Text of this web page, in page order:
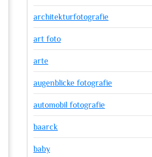
architekturfotografie
art foto
arte
augenblicke fotografie
automobil fotografie
baarck
baby